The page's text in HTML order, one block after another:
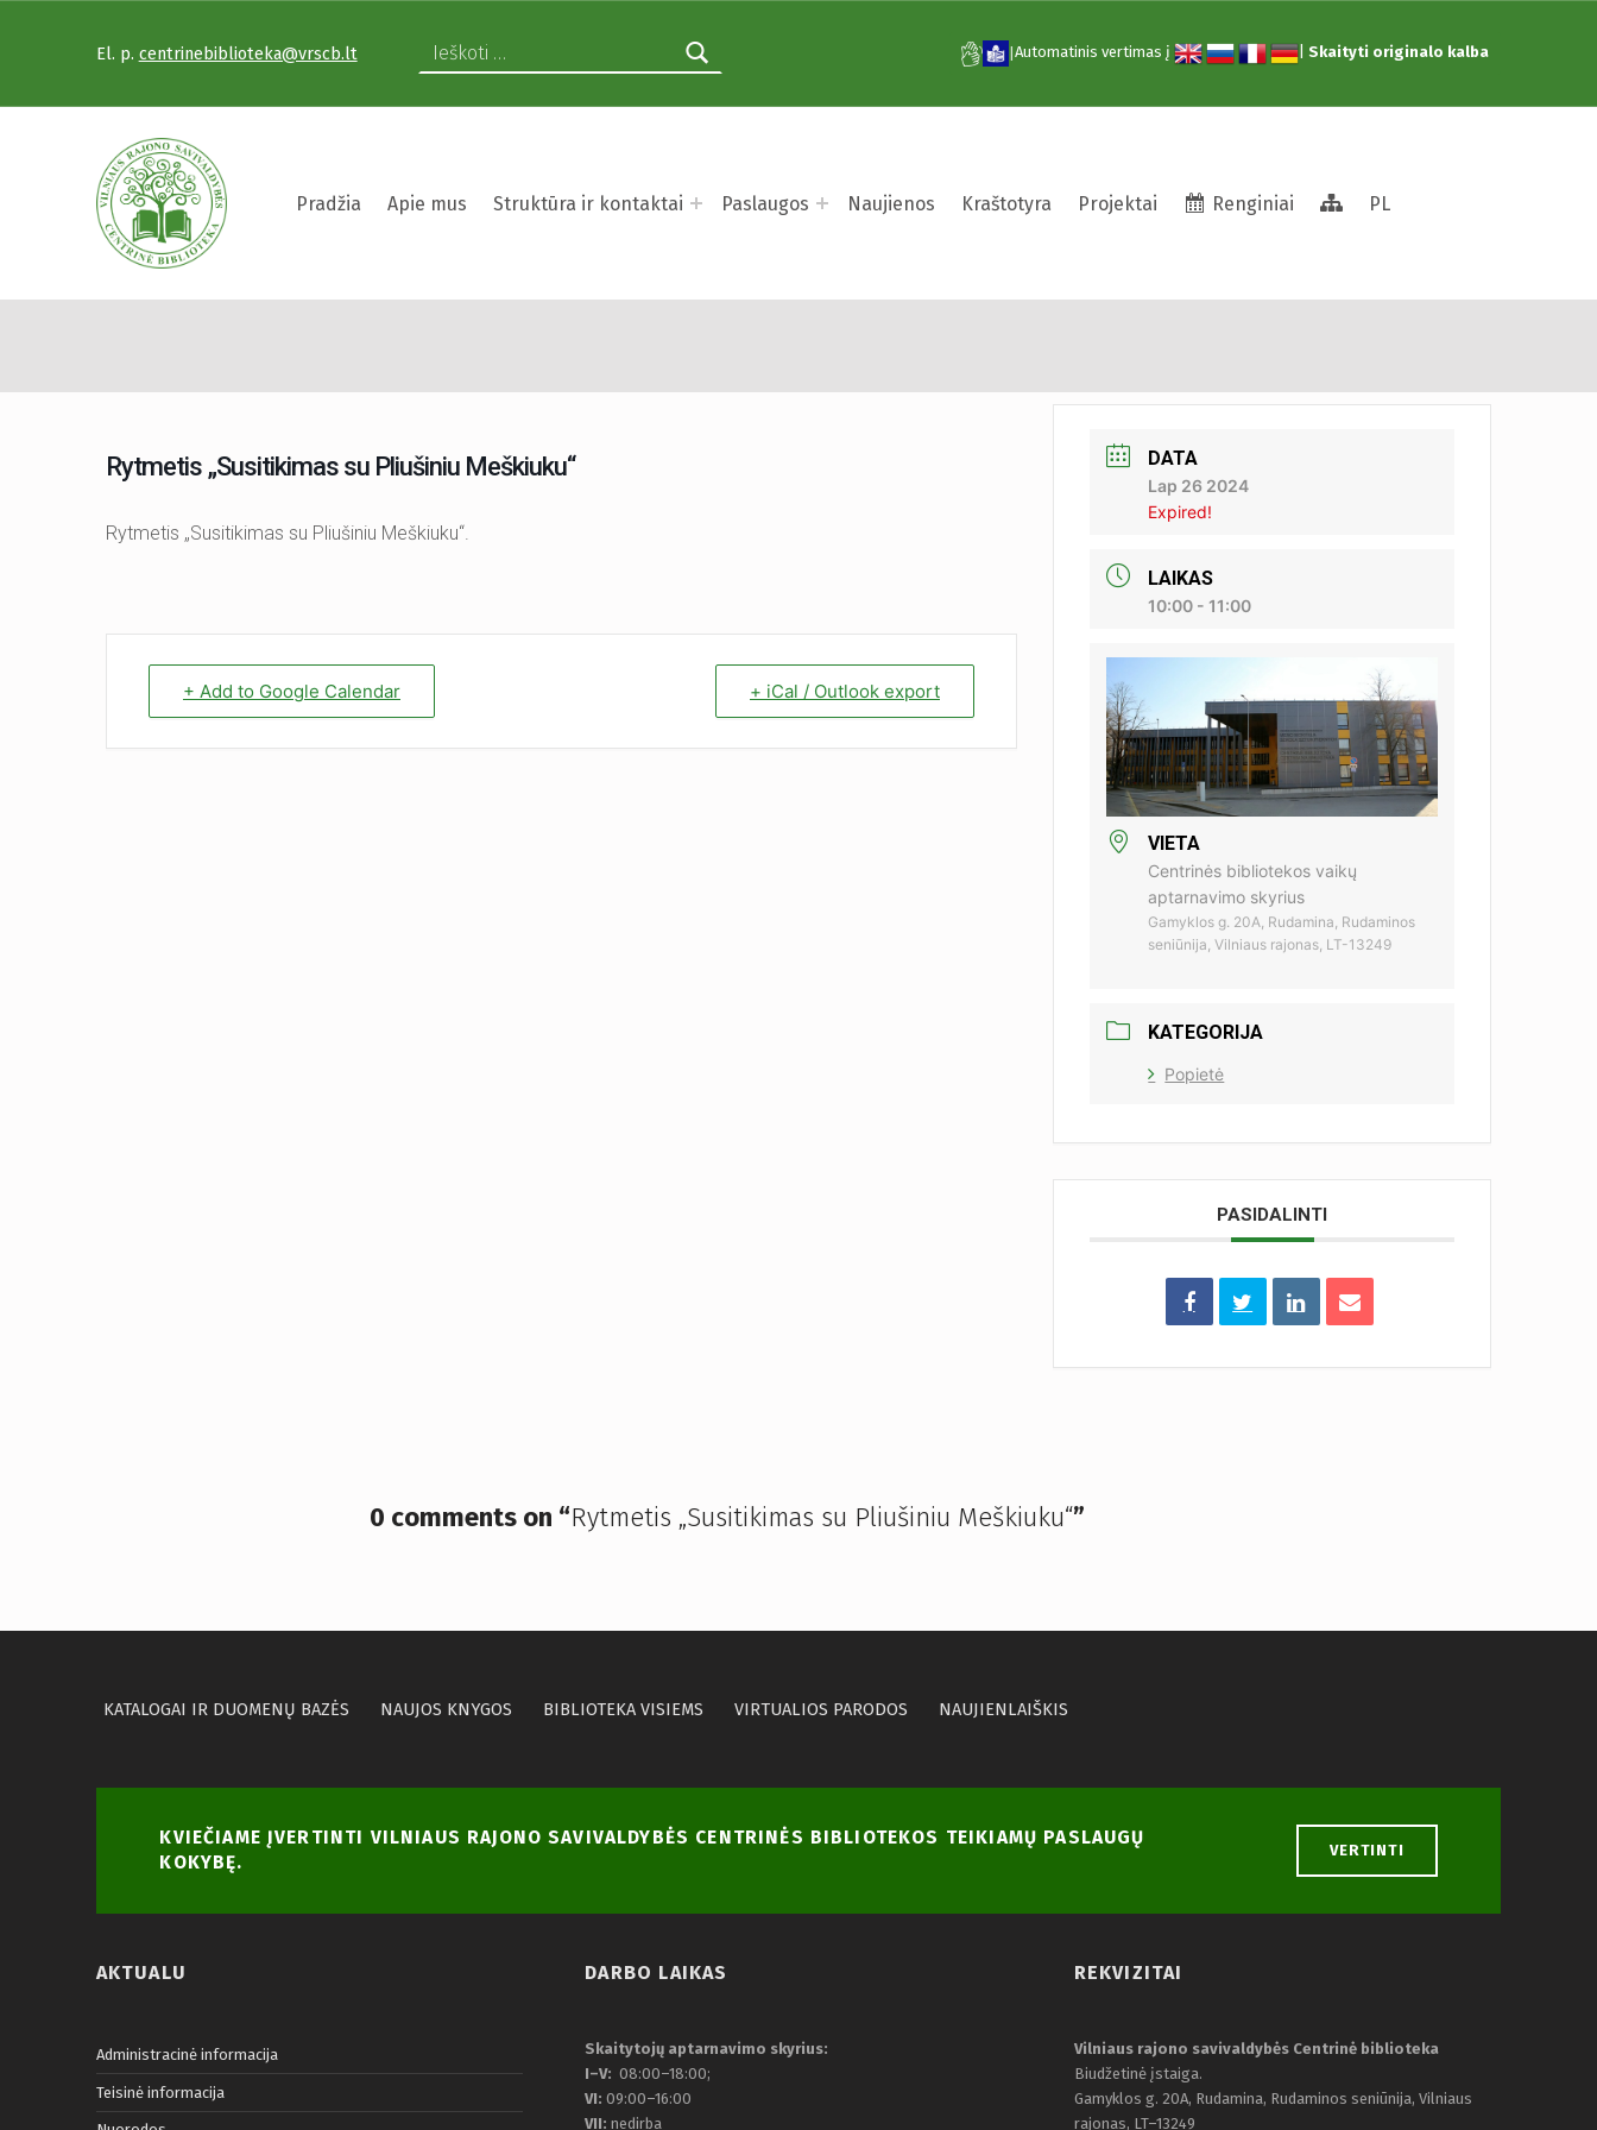
VILNIAUS RAJONO SAVIVALDYBĖS CENTRINĖ BIBLIOTEKA Pradžia Apie mus Struktūra ir kontaktai Paslaugos Naujienos Kraštotyra Projektai Renginiai Struktūra
PL
El. p. centrinebiblioteka@vrscb.lt |Automatinis vertimas į |Skaityti originalo kalba
Rytmetis „Susitikimas su Pliušiniu Meškiuku“
Rytmetis „Susitikimas su Pliušiniu Meškiuku“.
+ Add to Google Calendar + iCal / Outlook export
DATA
Lap 26 2024
Expired!
LAIKAS
10:00 - 11:00
VIETA
Centrinės bibliotekos vaikų
aptarnavimo skyrius
Gamyklos g. 20A, Rudamina, Rudaminos
seniūnija, Vilniaus rajonas, LT-13249
KATEGORIJA
Popietė
PASIDALINTI
0 comments on “Rytmetis „Susitikimas su Pliušiniu Meškiuku“”
KATALOGAI IR DUOMENŲ BAZĖS NAUJOS KNYGOS BIBLIOTEKA VISIEMS VIRTUALIOS PARODOS NAUJIENLAIŠKIS
KVIEČIAME ĮVERTINTI VILNIAUS RAJONO SAVIVALDYBĖS CENTRINĖS BIBLIOTEKOS TEIKIAMŲ PASLAUGŲ
KOKYBĘ.
VERTINTI
AKTUALU
Administracinė informacija
Teisinė informacija
DARBO LAIKAS
Skaitytojų aptarnavimo skyrius:
I–V: 08:00–18:00;
VI:09:00–16:00
VII: nedirba
REKVIZITAI
Vilniaus rajono savivaldybės Centrinė biblioteka
Biudžetinė įstaiga.
Gamyklos g. 20A, Rudamina, Rudaminos seniūnija, Vilniaus
rajonas, LT–13249